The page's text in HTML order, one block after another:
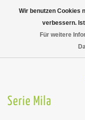
Serie Mila
Wir benutzen Cookies
verbessern.
Für weitere